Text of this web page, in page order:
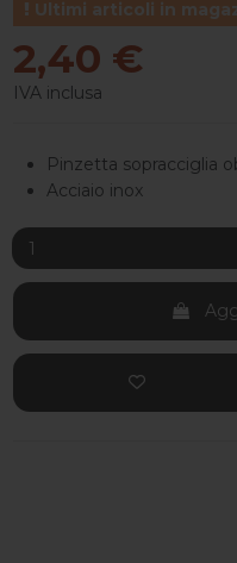
Ultimi articoli in
2,40 €
IVA inclusa
Pinzetta sopracciglia
Acciaio inox